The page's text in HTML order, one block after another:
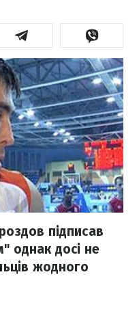
підписав
однак досі не
жодного